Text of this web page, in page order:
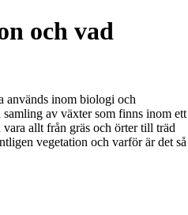
och vad
används inom biologi och
av växter som finns inom ett
allt från gräs och örter till träd
vegetation och varför är det så